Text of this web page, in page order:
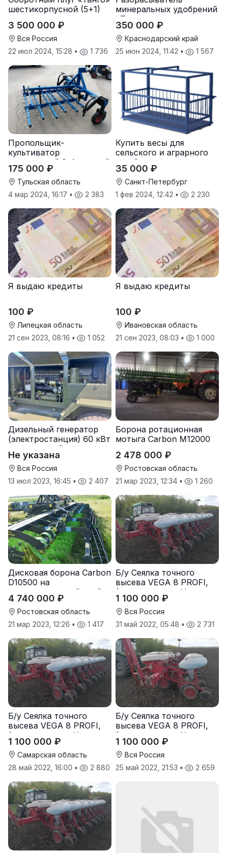
шестикорпусной (5+1)
3 500 000 ₽
Вся Россия
22 июл 2024, 15:28 • 1 736
минеральных удобрений
«Тверк»
350 000 ₽
Краснодарский край
25 июн 2024, 11:42 • 1 567
Пропольщик-
культиватор
штригерный 3-4-рядный
«ТУЛКА-3/4»
175 000 ₽
Тульская область
4 мар 2024, 16:17 • 2 383
Купить весы для
сельского и аграрного
хозяйства от
производителя
35 000 ₽
Санкт-Петербург
1 фев 2024, 12:42 • 2 230
Я выдаю кредиты
100 ₽
Липецкая область
21 сен 2023, 08:16 • 1 052
Я выдаю кредиты
100 ₽
Ивановская область
21 сен 2023, 08:03 • 1 000
Дизельный генератор
(электростанция) 60 кВт
-автономный источник
электроэнергии
Не указана
Вся Россия
13 июл 2023, 16:45 • 2 407
Борона ротационная
мотыга Carbon М12000
2 478 000 ₽
Ростовская область
21 мар 2023, 12:34 • 1 260
Дисковая борона Carbon
D10500 на
подпружиненной стойке
(3D)
4 740 000 ₽
Ростовская область
21 мар 2023, 12:26 • 1 417
Б/у Сеялка точного
высева VEGA 8 PROFI,
(производство Червона
Зирка), 2016 г., в
отличном состоянии
1 100 000 ₽
Вся Россия
31 май 2022, 05:48 • 2 731
Б/у Сеялка точного
высева VEGA 8 PROFI,
(производство Червона
Зирка), 2016 г., в
отличном состоянии
1 100 000 ₽
Самарская область
28 май 2022, 16:00 • 2 880
Б/у Сеялка точного
высева VEGA 8 PROFI,
(производство Червона
Зирка), 2016 г., в
отличном состоянии
1 100 000 ₽
Вся Россия
25 май 2022, 21:53 • 2 659